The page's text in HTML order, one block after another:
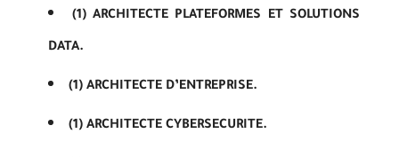
(1) ARCHITECTE PLATEFORMES ET SOLUTIONS
DATA.
(1) ARCHITECTE D’ENTREPRISE.
(1) ARCHITECTE CYBERSECURITE.